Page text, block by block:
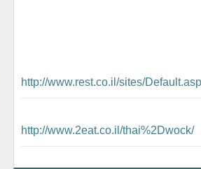
http://www.rest.co.il/sites/
http://www.2eat.co.il/thai%2Dwock/